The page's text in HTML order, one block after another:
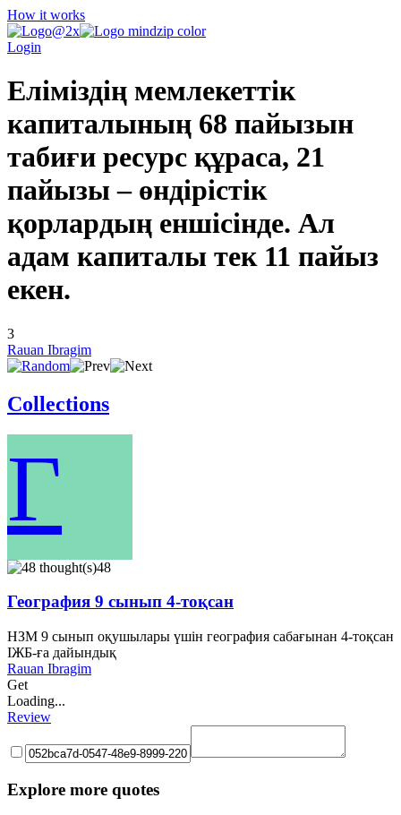
How it works
Login
Еліміздің мемлекеттік
капиталының 68 пайызын
табиғи ресурс құраса, 21
пайызы – өндірістік
қорлардың еншісінде. Ал
адам капиталы тек 11 пайыз
екен.
3
Rauan Ibragim
Collections
Г
48
География 9 сынып 4-тоқсан
НЗМ 9 сынып оқушылары үшін география сабағынан 4-тоқсан
ІЖБ-ға дайындық
Rauan Ibragim
Get
Loading...
Review
Explore more quotes